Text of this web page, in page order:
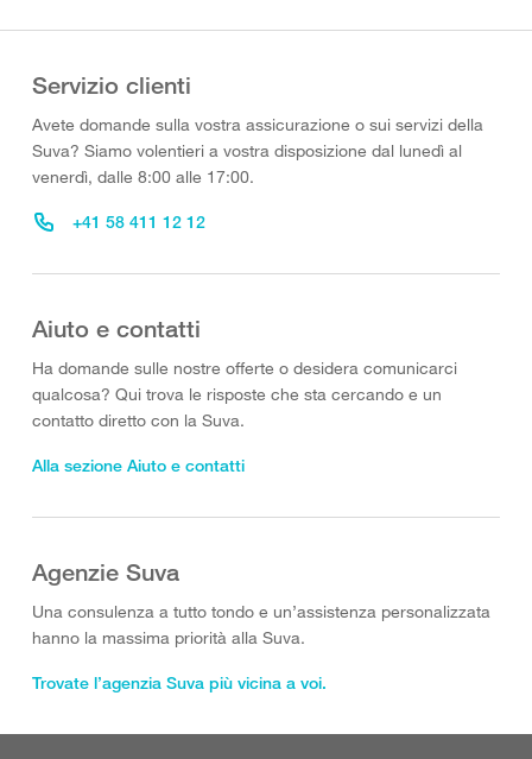
Servizio clienti
Avete domande sulla vostra assicurazione o sui servizi della
Suva? Siamo volentieri a vostra disposizione dal lunedì al
venerdì, dalle 8:00 alle 17:00.
+41 58 411 12 12
Aiuto e contatti
Ha domande sulle nostre offerte o desidera comunicarci
qualcosa? Qui trova le risposte che sta cercando e un
contatto diretto con la Suva.
Alla sezione Aiuto e contatti
Agenzie Suva
Una consulenza a tutto tondo e un’assistenza personalizzata
hanno la massima priorità alla Suva.
Trovate l’agenzia Suva più vicina a voi.